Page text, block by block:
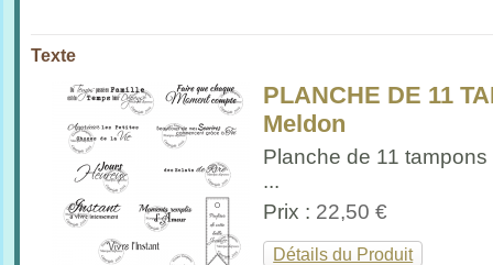
Texte
PLANCHE DE 11
Meldon
Planche de 11
...
Prix : 22,50 €
Détails du Produit